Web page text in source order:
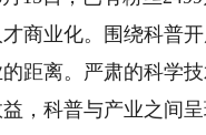
业化。围绕科普开
距离。严肃的科学
，科普与产业之间呈